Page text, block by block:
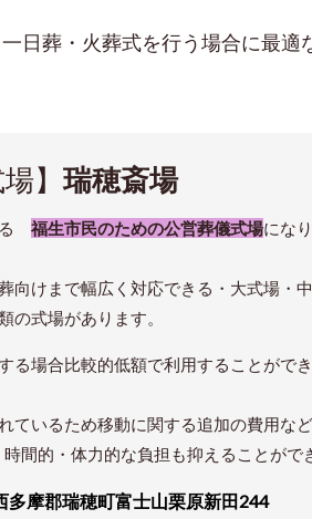
日葬・火葬式を行う場合に最
場】瑞穂斎場
る福生市民のための公営葬儀式場にな
向けまで幅広く対応できる・大式場・
の式場があります。
る場合比較的低額で利用することがで
ているため移動に関する追加の費用な
間的・体力的な負担も抑えることがで
多摩郡瑞穂町富士山栗原新田244